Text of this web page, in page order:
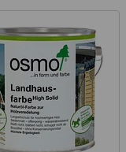
glänzend, 3032
matt, 3065
Mikrofaserrolle,